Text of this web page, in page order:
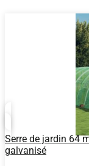
Serre de jardin 64
galvanisé